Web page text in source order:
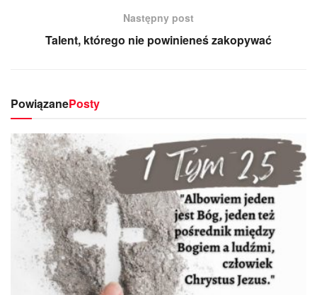
Następny post
Talent, którego nie powinieneś zakopywać
PowiązanePosty